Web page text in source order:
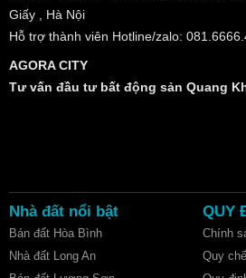
Giấy , Hà Nội
Hỗ trợ thành viên Hotline/zalo:
AGORA CITY
Tư vấn đầu tư bất động sản Quang
Nhà đất nổi bật
Bán đất Hòa Bình
Nhà đất Long An
QUY
Chính
Quy